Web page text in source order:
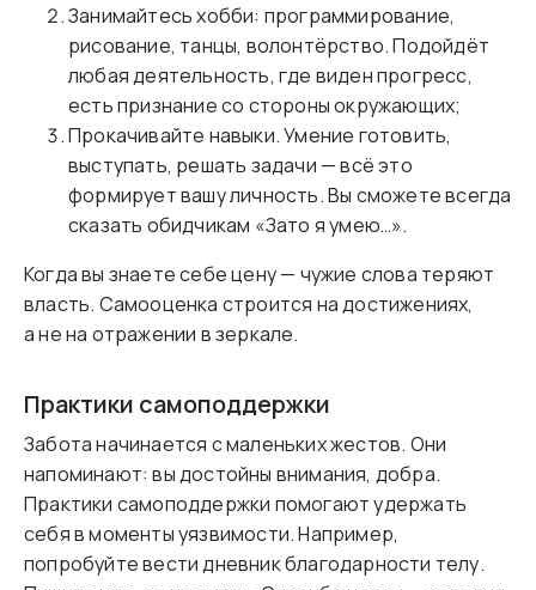
Занимайтесь хобби: программирование,
рисование, танцы, волонтёрство. Подойдёт
любая деятельность, где виден прогресс,
есть признание со стороны окружающих;
Прокачивайте навыки. Умение готовить,
выступать, решать задачи — всё это
формирует вашу личность. Вы сможете всегда
сказать обидчикам «Зато я умею…».
Когда вы знаете себе цену — чужие слова теряют
власть. Самооценка строится на достижениях,
а не на отражении в зеркале.
Практики самоподдержки
Забота начинается с маленьких жестов. Они
напоминают: вы достойны внимания, добра.
Практики самоподдержки помогают удержать
себя в моменты уязвимости. Например,
попробуйте вести дневник благодарности телу.